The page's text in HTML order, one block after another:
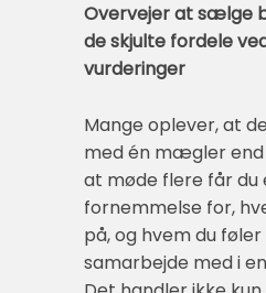
Overvejer at sælge
de skjulte fordele
vurderinger
Mange oplever, at
med én mægler end
at møde flere får du
fornemmelse for,
på, og hvem du
samarbejde med i